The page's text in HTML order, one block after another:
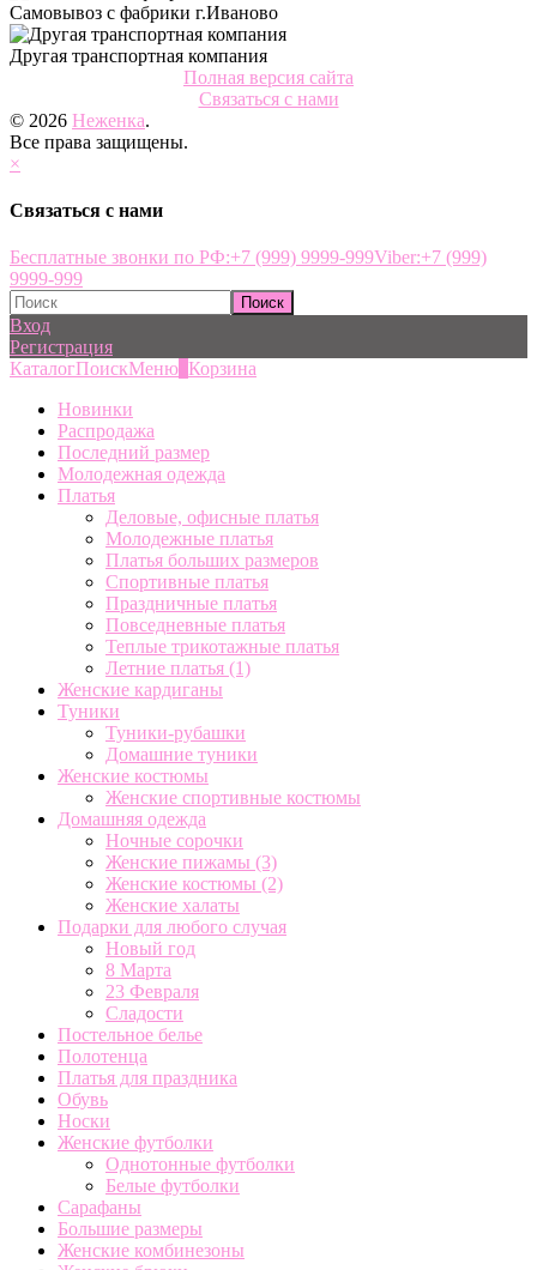
Самовывоз с фабрики г.Иваново
Другая транспортная компания
Полная версия сайта
Связаться с нами
© 2026 Неженка.
Все права защищены.
×
Связаться с нами
Бесплатные звонки по РФ:+7 (999) 9999-999Viber:+7 (999)
9999-999
Вход
Регистрация
КаталогПоискМеню Корзина
Новинки
Распродажа
Последний размер
Молодежная одежда
Платья
Деловые, офисные платья
Молодежные платья
Платья больших размеров
Спортивные платья
Праздничные платья
Повседневные платья
Теплые трикотажные платья
Летние платья (1)
Женские кардиганы
Туники
Туники-рубашки
Домашние туники
Женские костюмы
Женские спортивные костюмы
Домашняя одежда
Ночные сорочки
Женские пижамы (3)
Женские костюмы (2)
Женские халаты
Подарки для любого случая
Новый год
8 Марта
23 Февраля
Сладости
Постельное белье
Полотенца
Платья для праздника
Обувь
Носки
Женские футболки
Однотонные футболки
Белые футболки
Сарафаны
Большие размеры
Женские комбинезоны